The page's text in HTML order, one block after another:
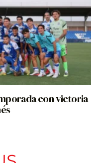
con victoria